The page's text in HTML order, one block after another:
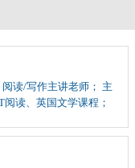
读/写作主讲老师； 主
读、英国文学课程；